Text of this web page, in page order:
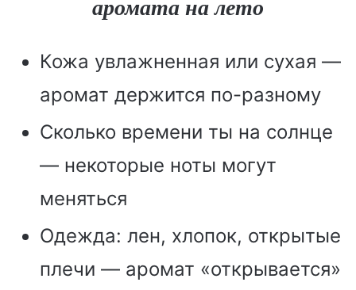
аромата на лето
Кожа увлажненная или сухая —
аромат держится по-разному
Сколько времени ты на солнце
— некоторые ноты могут
меняться
Одежда: лен, хлопок, открытые
плечи — аромат «открывается»